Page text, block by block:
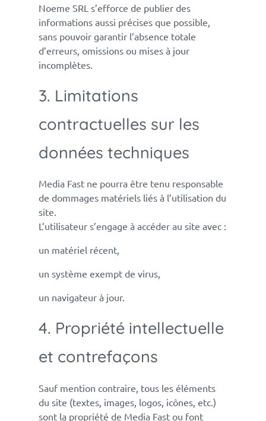
Noeme SRL s’efforce de publier des
informations aussi précises que possible,
sans pouvoir garantir l’absence totale
d’erreurs, omissions ou mises à jour
incomplètes.
3. Limitations
contractuelles sur les
données techniques
Media Fast ne pourra être tenu responsable
de dommages matériels liés à l’utilisation du
site.
L’utilisateur s’engage à accéder au site avec :
un matériel récent,
un système exempt de virus,
un navigateur à jour.
4. Propriété intellectuelle
et contrefaçons
Sauf mention contraire, tous les éléments
du site (textes, images, logos, icônes, etc.)
sont la propriété de Media Fast ou font